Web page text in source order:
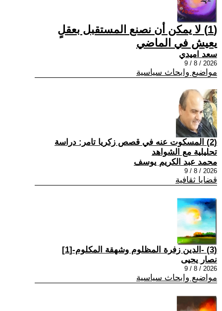
(1) لا يمكن أن نصنع المستقبل بعقلٍ
يعيش في الماضي
سعد اميدي
2026 / 8 / 9
مواضيع وابحاث سياسية
(2) المسكوت عنه في قصص زكريا تامر: دراسة
تحليلية مع الشواهد
محمد عبد الكريم يوسف
2026 / 8 / 9
قضايا ثقافية
(3) -الدين زفرة المظلوم وشهقة المكلوم-[1]
نصار يحيى
2026 / 8 / 9
مواضيع وابحاث سياسية